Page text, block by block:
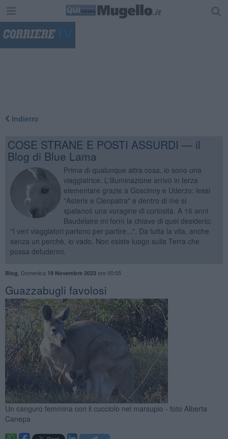
Indietro
COSE STRANE E POSTI ASSURDI — il
Blog di Blue Lama
Prima di qualunque altra cosa, io sono una
viaggiatrice. L'illuminazione arrivò in terza
elementare grazie a Goscinny e Uderzo: lessi
"Asterix e Cleopatra" e dentro di me si
spalancó una voragine di curiosità. A 16 anni
Baudelaire mi fornì la chiave di quel desiderio:
"I veri viaggiatori partono per partire...". Da tutta la vita, anche
senza un perchè, io vado. Non esiste luogo sulla Terra che
possa deludermi.
Blog Domenica 19 Novembre 2023ore 00:05
Guazzabugli favolosi
Un canguro femmina con il cucciolo nel marsupio - foto Alberta
Canepa